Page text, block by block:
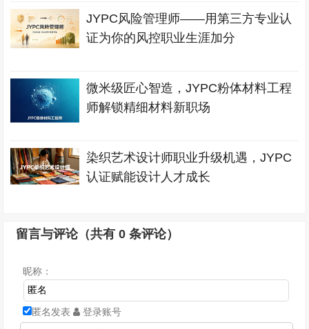
JYPC风险管理师——用第三方专业认
证为你的风控职业生涯加分
微米级匠心智造，JYPC粉体材料工程
师解锁精细材料新职场
染织艺术设计师职业升级机遇，JYPC
认证赋能设计人才成长
留言与评论（共有0 条评论）
昵称：
匿名发表 登录账号